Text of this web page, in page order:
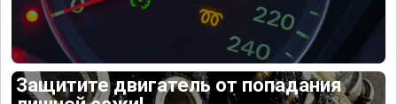
Защитите двигатель от попадания